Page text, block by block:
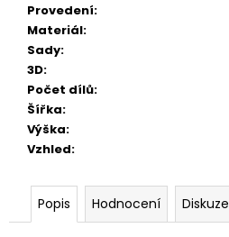
Provedení:
Materiál:
Sady:
3D:
Počet dílů:
Šířka:
Výška:
Vzhled:
Popis Hodnocení Diskuze